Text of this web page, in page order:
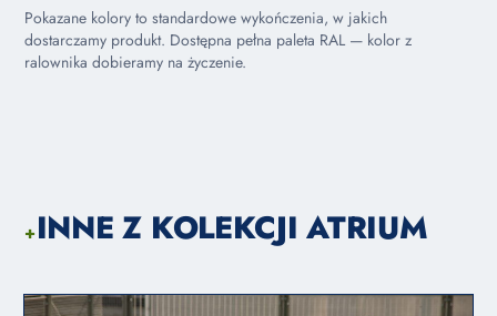
Pokazane kolory to standardowe wykończenia, w jakich
dostarczamy produkt. Dostępna pełna paleta RAL — kolor z
ralownika dobieramy na życzenie.
+INNE Z KOLEKCJI ATRIUM